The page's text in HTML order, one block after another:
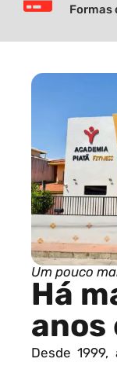
Formas
Um pouco
Há
anos
Desde